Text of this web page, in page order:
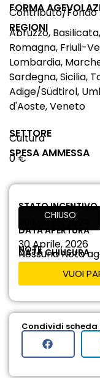
FORMA
Contributo/
REGIONI
Abruzzo,
Romagna, Friuli-
Lombardia,
Sardegna, Sicilia,
Adige/Südtirol,
d'Aoste, Veneto
SETTORE
Cultura
SPESA AMMESSA
0 €
STATO INCENTIVO
CHIUSO
DATA APERTURA
DATA CHIUSURA
29 Marzo, 2024
30 Aprile, 2026
NOTE
Nessuna Nota
VUOI
Condividi